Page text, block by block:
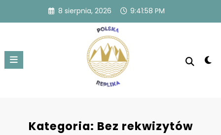
treści
8 sierpnia, 2026 9:41:59 PM
Kategoria: Bez rekwizytów